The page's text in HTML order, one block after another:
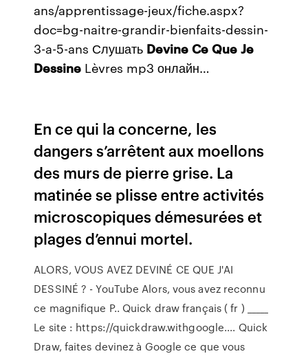
ans/apprentissage-jeux/fiche.aspx?
doc=bg-naitre-grandir-bienfaits-dessin-
3-a-5-ans Слушать Devine Ce Que Je
Dessine Lèvres mp3 онлайн…
En ce qui la concerne, les
dangers s’arrêtent aux moellons
des murs de pierre grise. La
matinée se plisse entre activités
microscopiques démesurées et
plages d’ennui mortel.
ALORS, VOUS AVEZ DEVINÉ CE QUE J'AI
DESSINÉ ? - YouTube Alors, vous avez reconnu
ce magnifique P.. Quick draw français ( fr ) _____
Le site : https://quickdraw.withgoogle.... Quick
Draw, faites devinez à Google ce que vous